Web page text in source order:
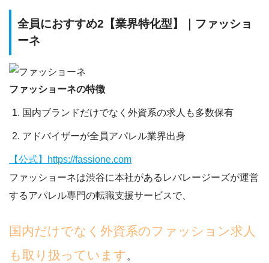
全員におすすめ2【業界特化型】｜ファッショ
ーネ
ファッショーネの特徴
国内ブランドだけでなく外資系の求人も多数保有
アドバイザーが全員アパレル業界出身
【公式】https://fassione.com
ファッショーネは渋谷に本社があるレバレージーズが運営
するアパレル専門の転職支援サービスで、
国内だけでなく外資系のファッション求人
も取り扱っています。